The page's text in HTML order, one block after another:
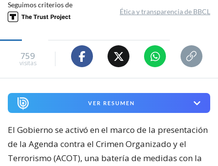
Seguimos criterios de
Ética y transparencia de BBCL
759
visitas
VER RESUMEN
El Gobierno se activó en el marco de la presentación
de la Agenda contra el Crimen Organizado y el
Terrorismo (ACOT), una batería de medidas con la